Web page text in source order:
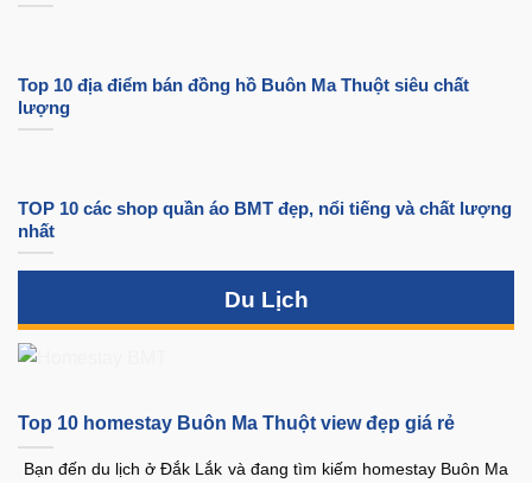
Top 10 địa điểm bán đồng hồ Buôn Ma Thuột siêu chất
lượng
TOP 10 các shop quần áo BMT đẹp, nổi tiếng và chất lượng
nhất
Du Lịch
Top 10 homestay Buôn Ma Thuột view đẹp giá rẻ
Bạn đến du lịch ở Đắk Lắk và đang tìm kiếm homestay Buôn Ma